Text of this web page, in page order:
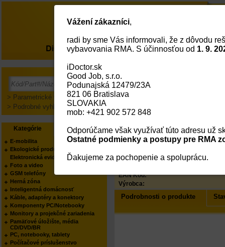
Produkt je vyradený!
Produkt už nie je v našej ponuke.
Kód:
EAN Kód:
Výrobca:
Podrobnosti o produkte
> Parametrické vyhľadávanie
> Podrobné vyhľadávanie
Kategórie Výrobcovia
E-mobilita
Ekologické produkty
Elektronická evidencia tržieb
Foto a video
GSM telefóny
Herná zóna
Inteligentná domácnosť
Káble, adaptéry a konektory
Komponenty PC/Notebooky
Monitory a projekčné zariadenia
Pamäťové úložište, média
CD/DVD/BR
PC, notebooky, tablety
Počítačové príslušenstvo
O nás
Vážení zákazníci,
radi by sme Vás informovali, že z dôvodu
vybavovania RMA. S účinnosťou od 1. 9.
iDoctor.sk
Good Job, s.r.o.
Podunajská 12479/23A
821 06 Bratislava
SLOVAKIA
mob: +421 902 572 848
Odporúčame však využívať túto adresu už
Ostatné podmienky a postupy pre RMA
Ďakujeme za pochopenie a spoluprácu.